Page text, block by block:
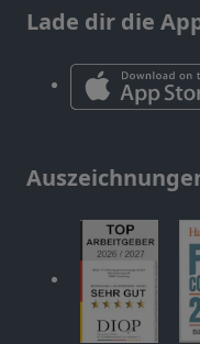
Lade dir die